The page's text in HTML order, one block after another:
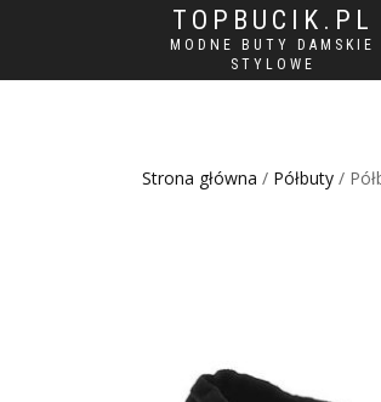
TOPBUCIK.PL
MODNE BUTY DAMSKIE
STYLOWE
Strona główna / Półbuty /